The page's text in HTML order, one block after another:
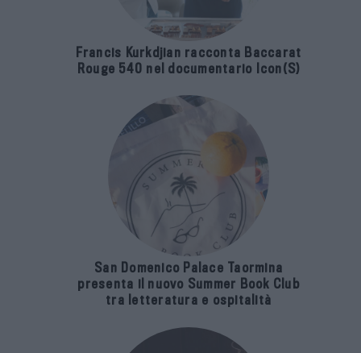
Francis Kurkdjian racconta Baccarat
Rouge 540 nel documentario Icon(S)
San Domenico Palace Taormina
presenta il nuovo Summer Book Club
tra letteratura e ospitalità